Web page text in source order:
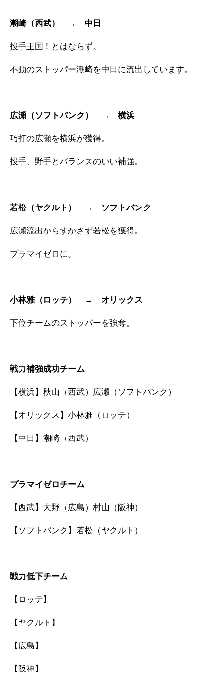
潮崎（西武） → 中日
投手王国！とはならず。
不動のストッパー潮崎を中日に流出しています。
広瀬（ソフトバンク） → 横浜
巧打の広瀬を横浜が獲得。
投手、野手とバランスのいい補強。
若松（ヤクルト） → ソフトバンク
広瀬流出からすかさず若松を獲得。
プラマイゼロに。
小林雅（ロッテ） → オリックス
下位チームのストッパーを強奪。
戦力補強成功チーム
【横浜】秋山（西武）広瀬（ソフトバンク）
【オリックス】小林雅（ロッテ）
【中日】潮崎（西武）
プラマイゼロチーム
【西武】大野（広島）村山（阪神）
【ソフトバンク】若松（ヤクルト）
戦力低下チーム
【ロッテ】
【ヤクルト】
【広島】
【阪神】